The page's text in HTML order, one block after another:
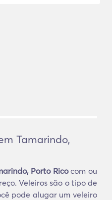
Tamarindo,
Porto Ricocom ou
Veleiros são o tipo de
pode alugar um veleiro